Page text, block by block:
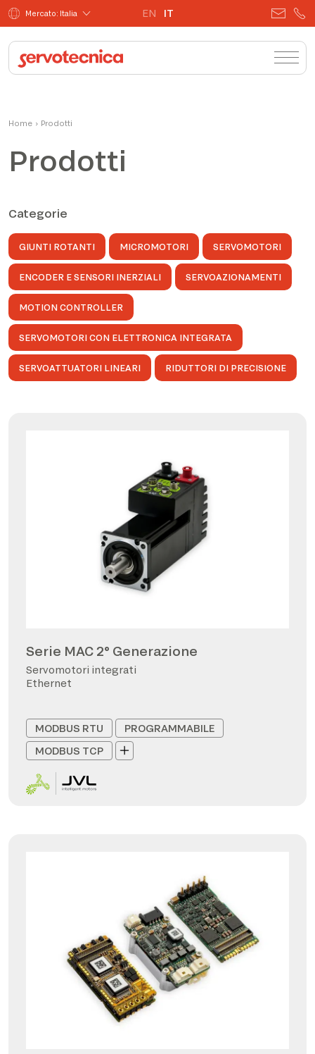
Mercato: Italia EN IT
Home › Prodotti
Prodotti
Categorie
GIUNTI ROTANTI MICROMOTORI SERVOMOTORI
ENCODER E SENSORI INERZIALI SERVOAZIONAMENTI
MOTION CONTROLLER
SERVOMOTORI CON ELETTRONICA INTEGRATA
SERVOATTUATORI LINEARI RIDUTTORI DI PRECISIONE
Serie MAC 2° Generazione
Servomotori integrati
Ethernet
MODBUS RTU
PROGRAMMABILE
MODBUS TCP